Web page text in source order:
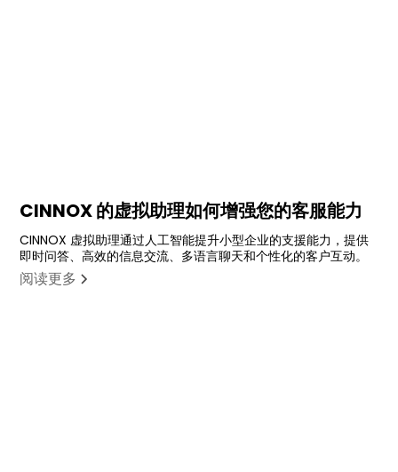
CINNOX 的虚拟助理如何增强您的客服能力
CINNOX 虚拟助理通过人工智能提升小型企业的支援能力，提供
即时问答、高效的信息交流、多语言聊天和个性化的客户互动。
阅读更多